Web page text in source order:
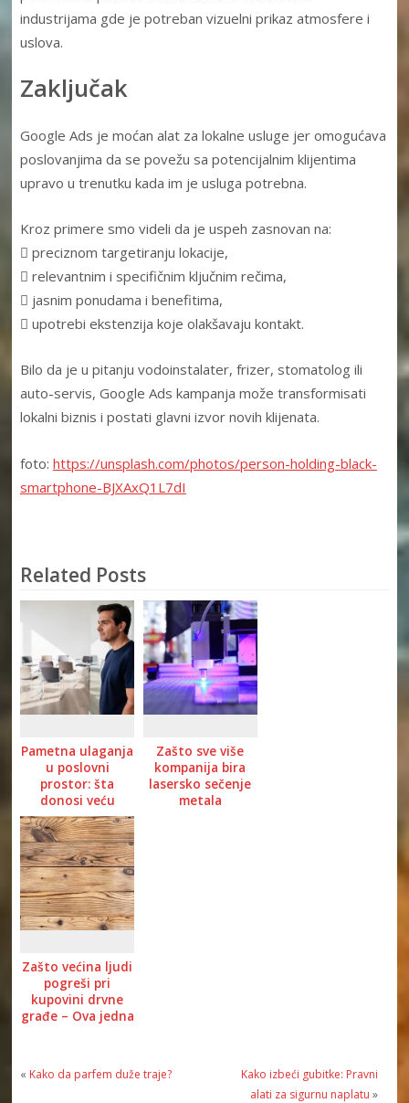
industrijama gde je potreban vizuelni prikaz atmosfere i
uslova.
Zaključak
Google Ads je moćan alat za lokalne usluge jer omogućava
poslovanjima da se povežu sa potencijalnim klijentima
upravo u trenutku kada im je usluga potrebna.
Kroz primere smo videli da je uspeh zasnovan na:
 preciznom targetiranju lokacije,
 relevantnim i specifičnim ključnim rečima,
 jasnim ponudama i benefitima,
 upotrebi ekstenzija koje olakšavaju kontakt.
Bilo da je u pitanju vodoinstalater, frizer, stomatolog ili
auto-servis, Google Ads kampanja može transformisati
lokalni biznis i postati glavni izvor novih klijenata.
foto: https://unsplash.com/photos/person-holding-black-
smartphone-BJXAxQ1L7dI
Related Posts
Pametna ulaganja
u poslovni
prostor: šta
donosi veću
funkcionalnost
objekta?
Zašto sve više
kompanija bira
lasersko sečenje
metala
Zašto većina ljudi
pogreši pri
kupovini drvne
građe – Ova jedna
« Kako da parfem duže traje?
Kako izbeći gubitke: Pravni
alati za sigurnu naplatu »